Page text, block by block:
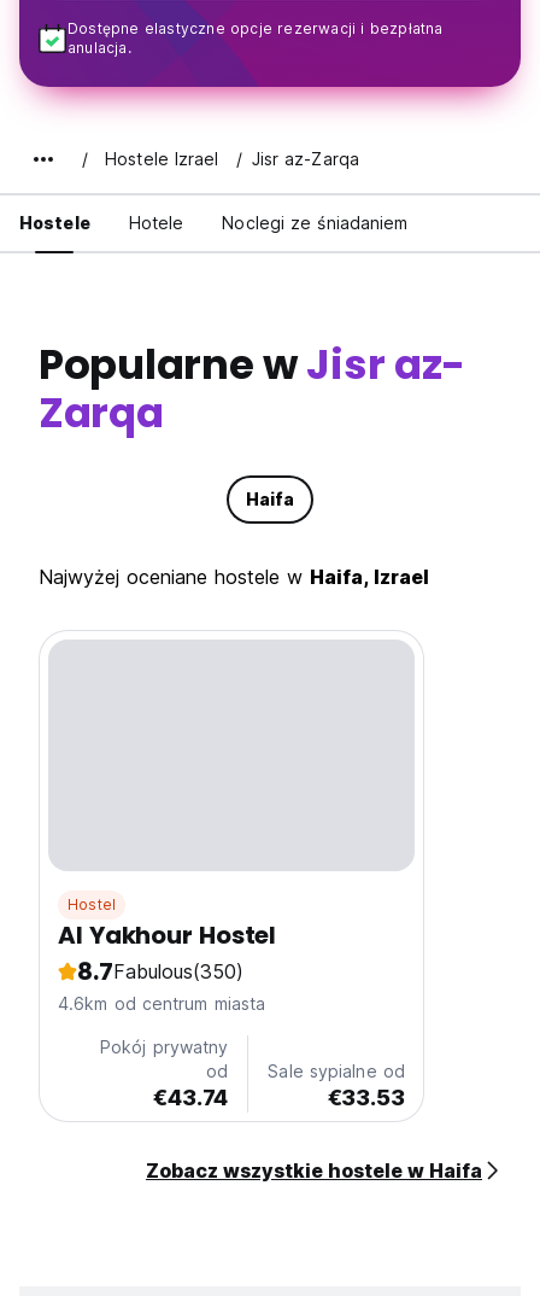
Dostępne elastyczne opcje rezerwacji i bezpłatna
anulacja.
Hostele Izrael Jisr az-Zarqa
Hostele Hotele Noclegi ze śniadaniem
Popularne wJisr az-
Zarqa
Haifa
Najwyżej oceniane hostele w Haifa, Izrael
Hostel
Al Yakhour Hostel
8.7Fabulous(350)
4.6km od centrum miasta
Pokój prywatny
od
€43.74
Sale sypialne od
€33.53
Zobacz wszystkie hostele w Haifa